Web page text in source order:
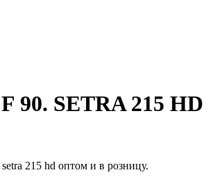
90. SETRA 215 HD